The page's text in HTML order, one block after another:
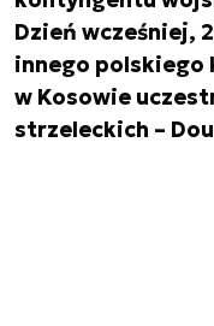
Dzień wcześniej,
innego
w Kosowie
strzeleckich –